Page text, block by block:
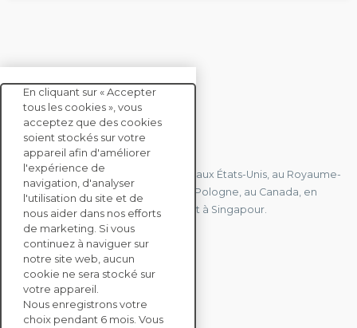
CONTACTEZ-NOUS
Nous avons des bureaux en France, aux États-Unis, au Royaume-
Uni, à Hong Kong, à l'île Maurice, en Pologne, au Canada, en
Allemagne, au Japon, en Espagne et à Singapour.
CONTACTEZ-NOUS
SOLUTIONS
En cliquant sur « Accepter
tous les cookies », vous
acceptez que des cookies
soient stockés sur votre
appareil afin d'améliorer
l'expérience de
navigation, d'analyser
l'utilisation du site et de
nous aider dans nos efforts
de marketing. Si vous
continuez à naviguer sur
notre site web, aucun
cookie ne sera stocké sur
votre appareil.
Nous enregistrons votre
choix pendant 6 mois. Vous